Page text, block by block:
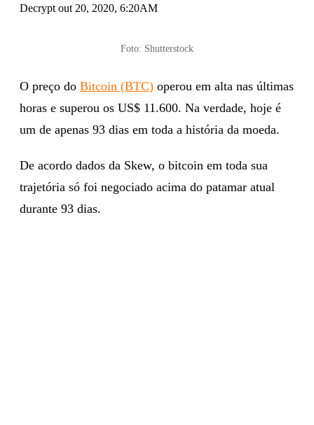
Decrypt out 20, 2020, 6:20AM
Foto: Shutterstock
O preço do Bitcoin (BTC) operou em alta nas últimas
horas e superou os US$ 11.600. Na verdade, hoje é
um de apenas 93 dias em toda a história da moeda.
De acordo dados da Skew, o bitcoin em toda sua
trajetória só foi negociado acima do patamar atual
durante 93 dias.